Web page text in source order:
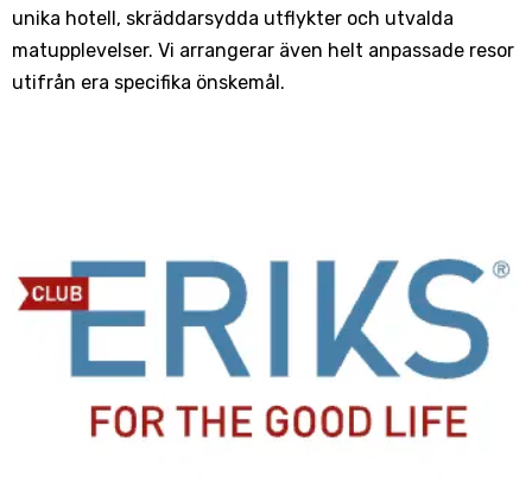
unika hotell, skräddarsydda utflykter och utvalda
matupplevelser. Vi arrangerar även helt anpassade resor
utifrån era specifika önskemål.